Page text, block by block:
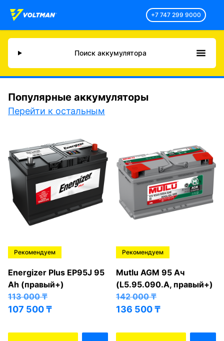
+7 747 299 9000
Поиск аккумулятора
Популярные аккумуляторы
Перейти к остальным
Рекомендуем
Energizer Plus EP95J 95
Ah (правый+)
113 000₸
107 500₸
Рекомендуем
Mutlu AGM 95 Ач
(L5.95.090.A, правый+)
142 000₸
136 500₸